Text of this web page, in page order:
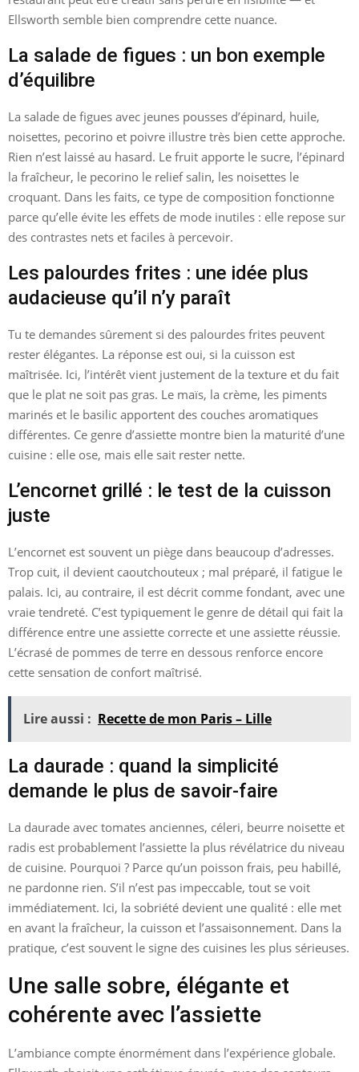
Ellsworth semble bien comprendre cette nuance.
La salade de figues : un bon exemple
d’équilibre
La salade de figues avec jeunes pousses d’épinard, huile,
noisettes, pecorino et poivre illustre très bien cette approche.
Rien n’est laissé au hasard. Le fruit apporte le sucre, l’épinard
la fraîcheur, le pecorino le relief salin, les noisettes le
croquant. Dans les faits, ce type de composition fonctionne
parce qu’elle évite les effets de mode inutiles : elle repose sur
des contrastes nets et faciles à percevoir.
Les palourdes frites : une idée plus
audacieuse qu’il n’y paraît
Tu te demandes sûrement si des palourdes frites peuvent
rester élégantes. La réponse est oui, si la cuisson est
maîtrisée. Ici, l’intérêt vient justement de la texture et du fait
que le plat ne soit pas gras. Le maïs, la crème, les piments
marinés et le basilic apportent des couches aromatiques
différentes. Ce genre d’assiette montre bien la maturité d’une
cuisine : elle ose, mais elle sait rester nette.
L’encornet grillé : le test de la cuisson
juste
L’encornet est souvent un piège dans beaucoup d’adresses.
Trop cuit, il devient caoutchouteux ; mal préparé, il fatigue le
palais. Ici, au contraire, il est décrit comme fondant, avec une
vraie tendreté. C’est typiquement le genre de détail qui fait la
différence entre une assiette correcte et une assiette réussie.
L’écrasé de pommes de terre en dessous renforce encore
cette sensation de confort maîtrisé.
Lire aussi : Recette de mon Paris – Lille
La daurade : quand la simplicité
demande le plus de savoir-faire
La daurade avec tomates anciennes, céleri, beurre noisette et
radis est probablement l’assiette la plus révélatrice du niveau
de cuisine. Pourquoi ? Parce qu’un poisson frais, peu habillé,
ne pardonne rien. S’il n’est pas impeccable, tout se voit
immédiatement. Ici, la sobriété devient une qualité : elle met
en avant la fraîcheur, la cuisson et l’assaisonnement. Dans la
pratique, c’est souvent le signe des cuisines les plus sérieuses.
Une salle sobre, élégante et
cohérente avec l’assiette
L’ambiance compte énormément dans l’expérience globale.